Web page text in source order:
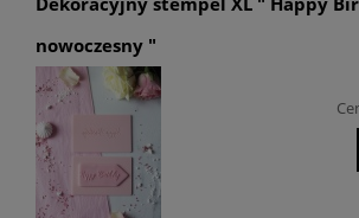
nowoczesny "